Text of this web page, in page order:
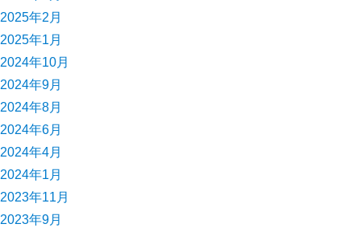
2025年2月
2025年1月
2024年10月
2024年9月
2024年8月
2024年6月
2024年4月
2024年1月
2023年11月
2023年9月